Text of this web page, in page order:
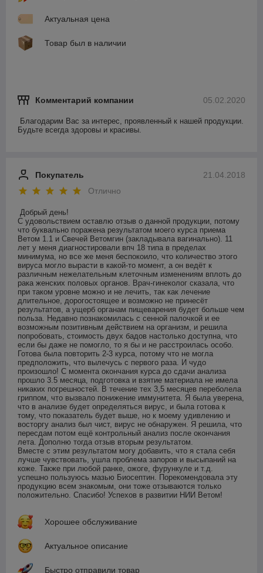
Актуальная цена
Товар был в наличии
05.02.2020
Комментарий компании
Благодарим Вас за интерес, проявленный к нашей продукции.
Будьте всегда здоровы и красивы.
21.04.2018
Покупатель
Отлично
Добрый день!
С удовольствием оставлю отзыв о данной продукции, потому
что буквально поражена результатом моего курса приема
Ветом 1.1 и Свечей Ветомгин (закладывала вагинально). 11
лет у меня диагностировали впч 18 типа в пределах
минимума, но все же меня беспокоило, что количество этого
вируса могло вырасти в какой-то момент, а он ведёт к
различным нежелательным клеточным изменениям вплоть до
рака женских половых органов. Врач-гинеколог сказала, что
при таком уровне можно и не лечить, так как лечение
длительное, дорогостоящее и возможно не принесёт
результатов, а ущерб органам пищеварения будет больше чем
польза. Недавно познакомилась с сенной палочкой и ее
возможным позитивным действием на организм, и решила
попробовать, стоимость двух бадов настолько доступна, что
если бы даже не помогло, то я бы и не расстроилась особо.
Готова была повторить 2-3 курса, потому что не могла
предположить, что вылечусь с первого раза. И чудо
произошло! С момента окончания курса до сдачи анализа
прошло 3.5 месяца, подготовка и взятие материала не имела
никаких погрешностей. В течение тех 3,5 месяцев переболела
гриппом, что вызвало понижение иммунитета. Я была уверена,
что в анализе будет определяться вирус, и была готова к
тому, что показатель будет выше, но к моему удивлению и
восторгу анализ был чист, вирус не обнаружен. Я решила, что
пересдам потом ещё контрольный анализ после окончания
лета. Дополню тогда отзыв вторым результатом.
Вместе с этим результатом могу добавить, что я стала себя
лучше чувствовать, ушла проблема запоров и высыпаний на
коже. Также при любой ранке, ожоге, фурункуле и т.д.
успешно пользуюсь мазью Биосептин. Порекомендовала эту
продукцию всем знакомым, они тоже отзываются только
положительно. Спасибо! Успехов в развитии НИИ Ветом!
Хорошее обслуживание
Актуальное описание
Быстро отправили товар